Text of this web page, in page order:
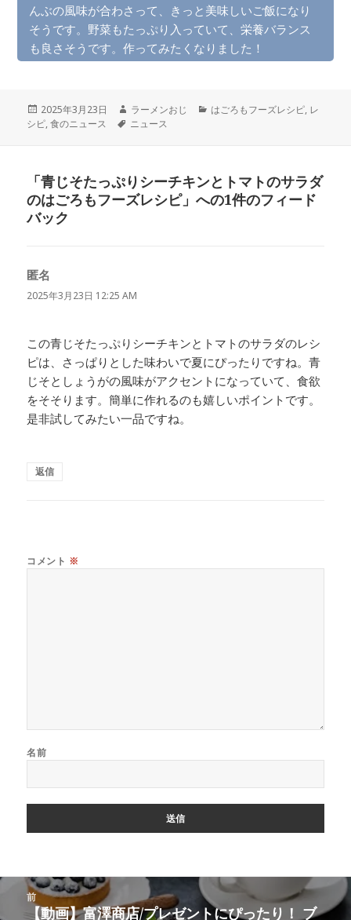
んぶの風味が合わさって、きっと美味しいご飯になり
そうです。野菜もたっぷり入っていて、栄養バランス
も良さそうです。作ってみたくなりました！
投
稿
2025年3月23日
作
成
ラーメンおじ
カ
はごろもフーズレシピ, レ
シピ,食のニュース
タ
ニュース
「青じそたっぷりシーチキンとトマトのサラダ
のはごろもフーズレシピ」への1件のフィード
バック
匿名
り:
2025年3月23日 12:25 AM
この青じそたっぷりシーチキンとトマトのサラダのレシ
ピは、さっぱりとした味わいで夏にぴったりですね。青
じそとしょうがの風味がアクセントになっていて、食欲
をそそります。簡単に作れるのも嬉しいポイントです。
是非試してみたい一品ですね。
返信
コメント ※
名前
投
前
前
【動画】富澤商店/プレゼントにぴったり！ ブ